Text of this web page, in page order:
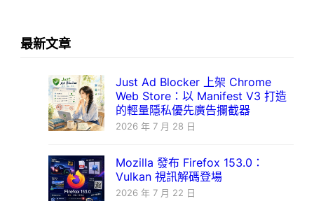
最新文章
Just Ad Blocker 上架 Chrome
Web Store：以 Manifest V3 打造
的輕量隱私優先廣告攔截器
2026 年 7 月 28 日
Mozilla 發布 Firefox 153.0：
Vulkan 視訊解碼登場
2026 年 7 月 22 日